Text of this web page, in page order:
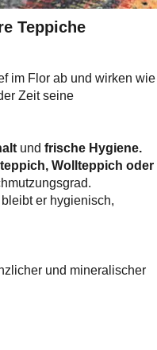
Teppiche
im Flor ab und wirken wie
Zeit seine
und frische Hygiene.
Wollteppich oder
er hygienisch,
und mineralischer